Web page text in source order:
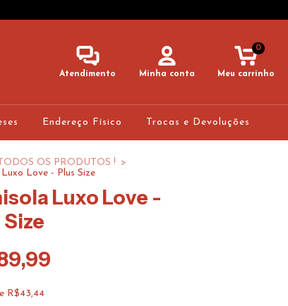
Atendimento Minha conta Meu carrinho
0
Endereço Físico Trocas e Devoluções
TODOS OS PRODUTOS ! >
Love - Plus Size
Luxo Love -
R$43,44